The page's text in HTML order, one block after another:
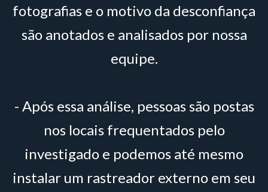
fotografias e o motivo da desconfiança
são anotados e analisados por nossa
equipe.
- Após essa análise, pessoas são postas
nos locais frequentados pelo
investigado e podemos até mesmo
instalar um rastreador externo em seu